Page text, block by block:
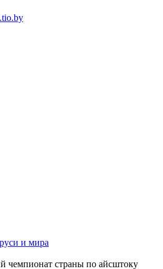
и мира
чемпионат страны по айсштоку